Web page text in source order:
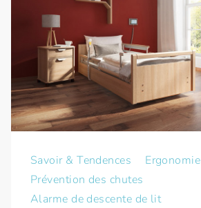
Savoir & Tendences Ergonomie
Prévention des chutes
Alarme de descente de lit